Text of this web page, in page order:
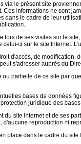
via le présent site
Ces informations ne sont
dans le cadre de leur
lors de ses visites sur le
celui-ci sur le site Internet.
d'accès, de modification,
s'adresser auprès du
ou partielle de ce site par
bases de données
juridique des
du site Internet et de ses
d'aucune reproduction ni
place dans le cadre du